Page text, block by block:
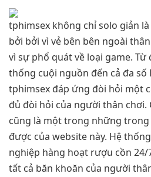
tphimsex không chỉ solo giản
bởi bởi vì vẻ bên bên ngoài
vì sự phổ quát về loại game.
thống cuội nguồn đến cả đa số
tphimsex đáp ứng đòi hỏi một
đủ đòi hỏi của người thân chơi.
cũng là một trong những
được của website này. Hệ
nghiệp hàng hoạt rượu cồn
tất cả băn khoăn của người